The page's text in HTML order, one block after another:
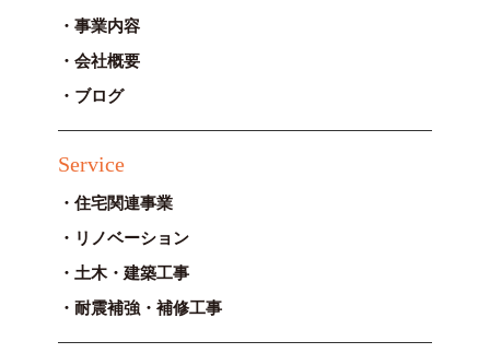
事業内容
会社概要
ブログ
Service
住宅関連事業
リノベーション
土木・建築工事
耐震補強・補修工事